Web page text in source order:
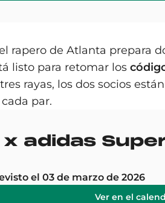
rapero de Atlanta prepara
listo para retomar los
rayas, los dos socios
par.
adidas
el 03 de marzo de 2026
Ver en el